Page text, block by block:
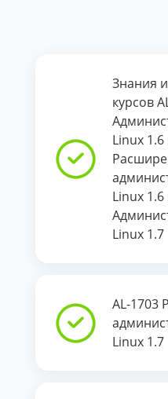
Знания
курсов
Linux 1.6
Linux 1.6
Linux 1.7
AL-1703
Linux 1.7